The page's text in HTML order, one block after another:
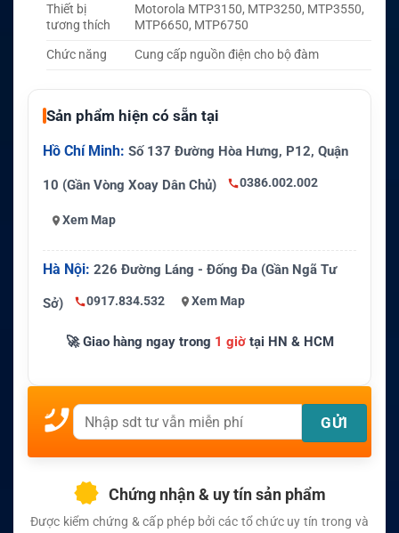
Thiết bị
tương thích
Motorola MTP3150, MTP3250, MTP3550,
MTP6650, MTP6750
Chức năng
Cung cấp nguồn điện cho bộ đàm
Sản phẩm hiện có sẵn tại
Hồ Chí Minh: Số 137 Đường Hòa Hưng, P12, Quận
10 (Gần Vòng Xoay Dân Chủ) 0386.002.002
Xem Map
Hà Nội: 226 Đường Láng - Đống Đa (Gần Ngã Tư
Sở) 0917.834.532 Xem Map
🚀 Giao hàng ngay trong 1 giờtại HN & HCM
Chứng nhận & uy tín sản phẩm
Được kiểm chứng & cấp phép bởi các tổ chức uy tín trong và